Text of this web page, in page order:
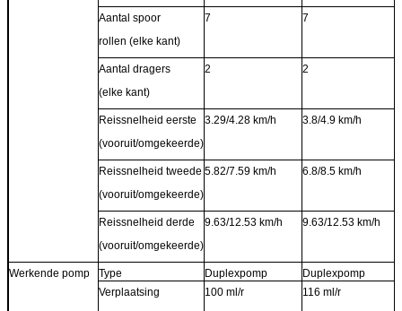
Aantal spoor
rollen (elke kant)
7 7
Aantal dragers
(elke kant)
2 2
Reissnelheid eerste
(vooruit/omgekeerde)
3.29/4.28 km/h 3.8/4.9 km/h
Reissnelheid tweede
(vooruit/omgekeerde)
5.82/7.59 km/h 6.8/8.5 km/h
Reissnelheid derde
(vooruit/omgekeerde)
9.63/12.53 km/h 9.63/12.53 km/h
Werkende pomp Type Duplexpomp Duplexpomp
Verplaatsing
100 ml/r 116 ml/r